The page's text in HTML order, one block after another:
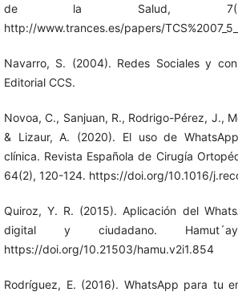
de la Salud, 7(5),
http://www.trances.es/papers/
Navarro, S. (2004). Redes Sociales y
Editorial CCS.
Novoa, C., Sanjuan, R., Rodrigo-Pérez, J.,
& Lizaur, A. (2020). El uso de
clínica. Revista Española de Cirugía
64(2), 120-124. https://doi.org/10.1016/
Quiroz, Y. R. (2015). Aplicación del
digital y ciudadano.
https://doi.org/10.21503/hamu.v2i1.854
Rodríguez, E. (2016). WhatsApp para tu